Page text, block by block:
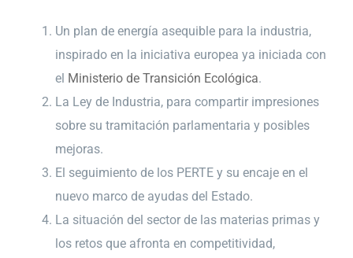
Un plan de energía asequible para la industria,
inspirado en la iniciativa europea ya iniciada con
el Ministerio de Transición Ecológica.
La Ley de Industria, para compartir impresiones
sobre su tramitación parlamentaria y posibles
mejoras.
El seguimiento de los PERTE y su encaje en el
nuevo marco de ayudas del Estado.
La situación del sector de las materias primas y
los retos que afronta en competitividad,